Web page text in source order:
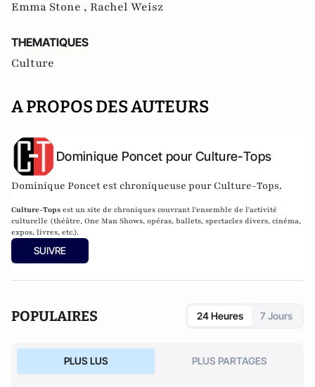
Emma Stone , Rachel Weisz
THEMATIQUES
Culture
A PROPOS DES AUTEURS
Dominique Poncet pour Culture-Tops
Dominique Poncet est chroniqueuse pour Culture-Tops.
Culture-Tops est un site de chroniques couvrant l'ensemble de l'activité
culturelle (théâtre, One Man Shows, opéras, ballets, spectacles divers, cinéma,
expos, livres, etc.).
SUIVRE
POPULAIRES 24 Heures 7 Jours
PLUS LUS PLUS PARTAGES